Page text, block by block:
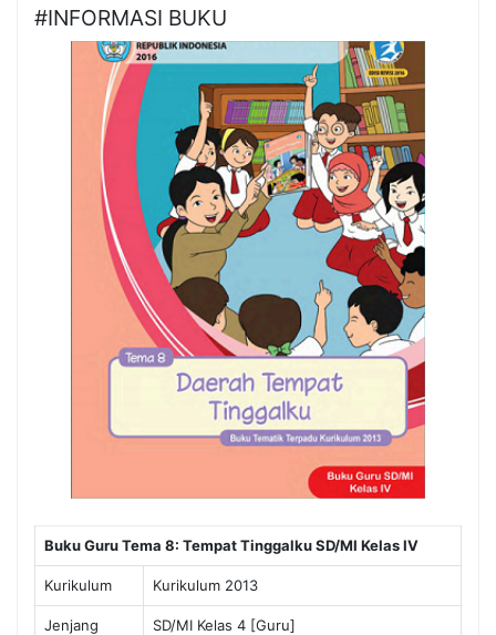
#INFORMASI BUKU
Buku Guru Tema 8: Tempat Tinggalku SD/MI Kelas IV
Kurikulum Kurikulum 2013
Jenjang SD/MI Kelas 4 [Guru]